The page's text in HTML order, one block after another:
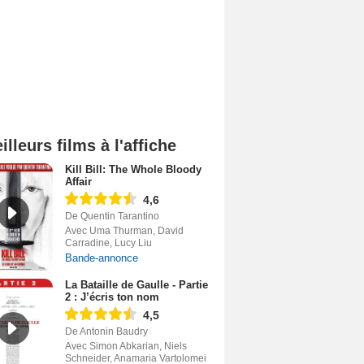
films à l'affiche
Kill Bill: The Whole Bloody
Affair
4,6
De Quentin Tarantino
Avec Uma Thurman, David
Carradine, Lucy Liu
Bande-annonce
La Bataille de Gaulle - Partie
2 : J’écris ton nom
4,5
De Antonin Baudry
Avec Simon Abkarian, Niels
Schneider, Anamaria Vartolomei